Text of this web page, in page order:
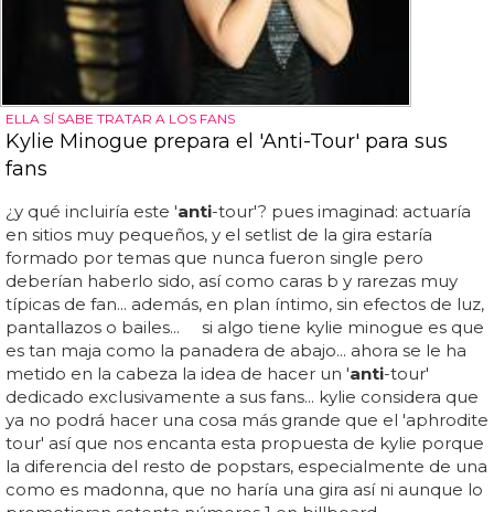
ELLA SÍ SABE TRATAR A LOS FANS
Kylie Minogue prepara el 'Anti-Tour' para sus
fans
¿y qué incluiría este 'anti-tour'? pues imaginad: actuaría
en sitios muy pequeños, y el setlist de la gira estaría
formado por temas que nunca fueron single pero
deberían haberlo sido, así como caras b y rarezas muy
típicas de fan... además, en plan íntimo, sin efectos de luz,
pantallazos o bailes... si algo tiene kylie minogue es que
es tan maja como la panadera de abajo... ahora se le ha
metido en la cabeza la idea de hacer un 'anti-tour'
dedicado exclusivamente a sus fans... kylie considera que
ya no podrá hacer una cosa más grande que el 'aphrodite
tour' así que nos encanta esta propuesta de kylie porque
la diferencia del resto de popstars, especialmente de una
como es madonna, que no haría una gira así ni aunque lo